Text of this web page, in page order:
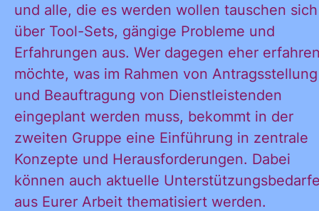
und alle, die es werden wollen tauschen sich
über Tool-Sets, gängige Probleme und
Erfahrungen aus. Wer dagegen eher
möchte, was im Rahmen von Antragsstellung
und Beauftragung von Dienstleistenden
eingeplant werden muss, bekommt in der
zweiten Gruppe eine Einführung in zentrale
Konzepte und Herausforderungen. Dabei
können auch aktuelle
aus Eurer Arbeit thematisiert werden.
Ja, ich möchte
alle
Informationen
und
Ankündigungen
des CDL direkt
in mein
persönliches
Postfach:
Ja, ich
möchte alle